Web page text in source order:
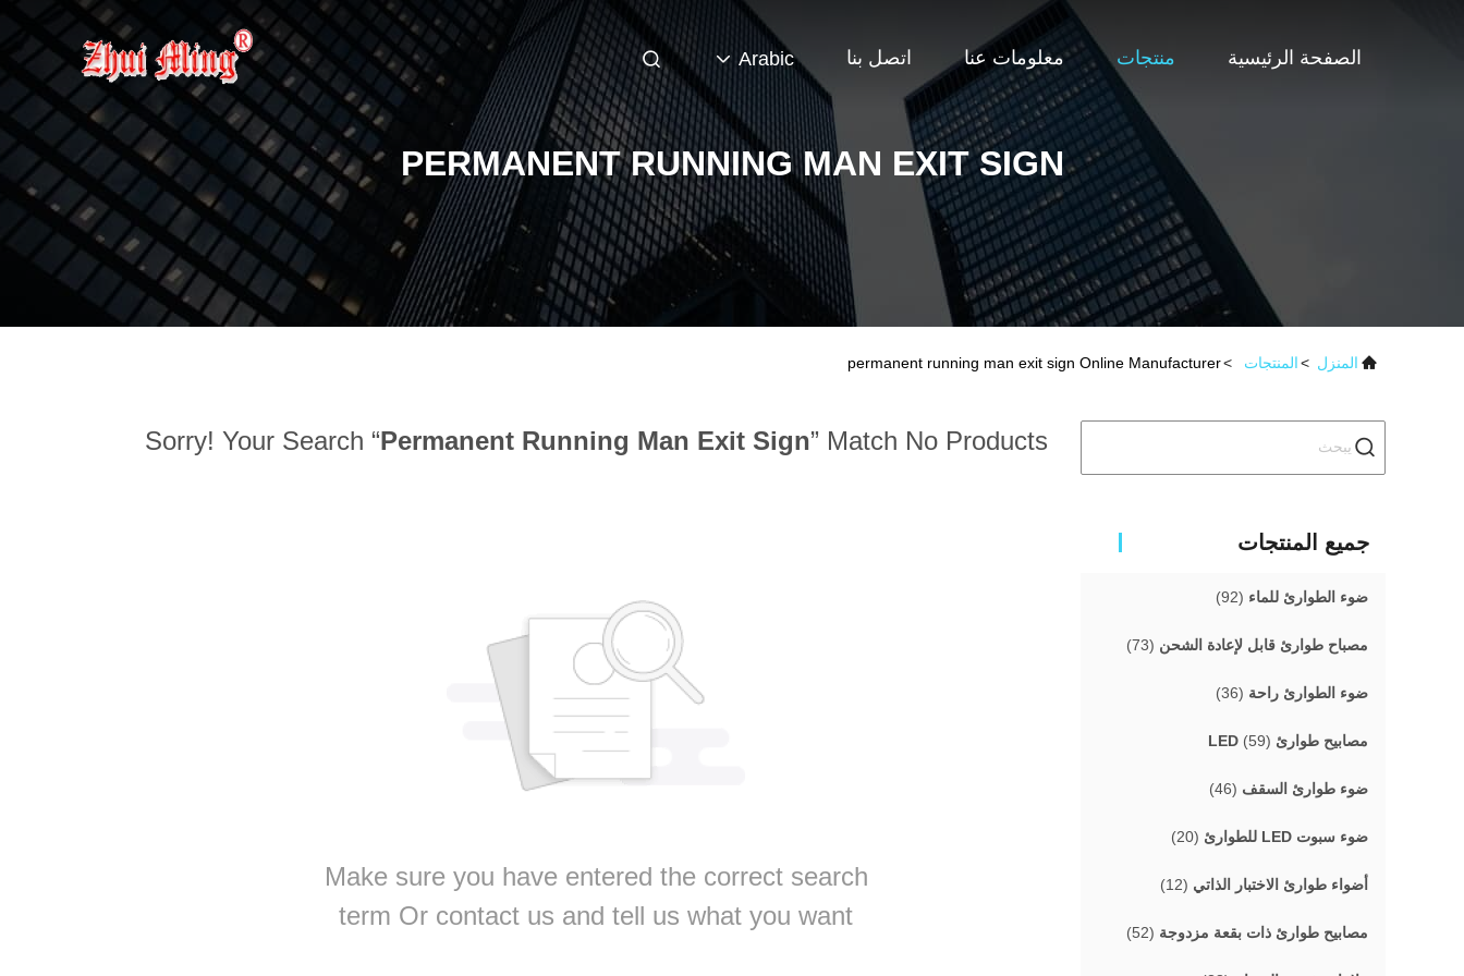
الصفحة الرئيسية منتجات معلومات عنا اتصل بنا Arabic
PERMANENT RUNNING MAN EXIT SIGN
المنزل >المنتجات >
permanent running man exit sign Online Manufacturer
جميع المنتجات
ضوء الطوارئ للماء (92)
مصباح طوارئ قابل لإعادة الشحن (73)
ضوء الطوارئ راحة (36)
مصابيح طوارئ LED (59)
ضوء طوارئ السقف (46)
ضوء سبوت LED للطوارئ (20)
أضواء طوارئ الاختبار الذاتي (12)
مصابيح طوارئ ذات بقعة مزدوجة (52)
Sorry! Your Search “Permanent Running Man Exit Sign” Match No Products
Make sure you have entered the correct search
term Or contact us and tell us what you want